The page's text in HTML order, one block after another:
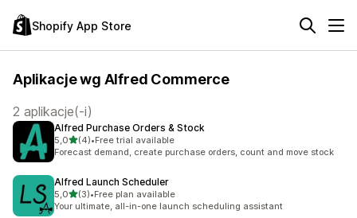
Shopify App Store
Aplikacje wg Alfred Commerce
2 aplikacje(-i)
Alfred Purchase Orders & Stock
5,0na 5 gwiazdek
(4)
Łączna liczba recenzji: 4
•Free trial available
Forecast demand, create purchase orders, count and move stock
Alfred Launch Scheduler
5,0na 5 gwiazdek
(3)
Łączna liczba recenzji: 3
•Free plan available
Your ultimate, all-in-one launch scheduling assistant